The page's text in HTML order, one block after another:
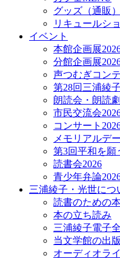
グッズ（通販）
リキュールシ
イベント
本館企画展
分館企画展
声つむぎコン
第28回三浦綾
朗読会・朗読
市民交流会
コンサート
メモリアルデ
第3回平和を願
読書会2026
青少年弁論
三浦綾子・光世につ
読書のための
本の立ち読み
三浦綾子電子
当文学館の出
オーディオラ